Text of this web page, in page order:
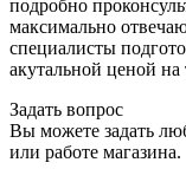
подробно
максимально
специалисты
акутальной ценой на
Задать вопрос
Вы можете задать
или работе магазина.